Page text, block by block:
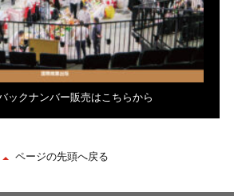
ックナンバー販売はこちらから
ページの先頭へ戻る